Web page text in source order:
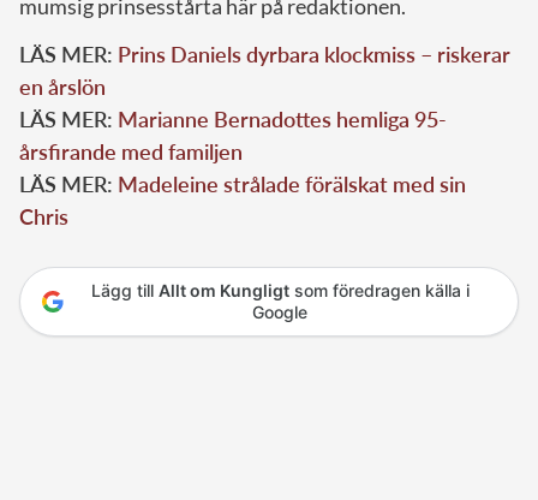
mumsig prinsesstårta här på redaktionen.
LÄS MER: Prins Daniels dyrbara klockmiss – riskerar
en årslön
LÄS MER: Marianne Bernadottes hemliga 95-
årsfirande med familjen
LÄS MER: Madeleine strålade förälskat med sin
Chris
Lägg till Allt om Kungligtsom föredragen källa i
Google